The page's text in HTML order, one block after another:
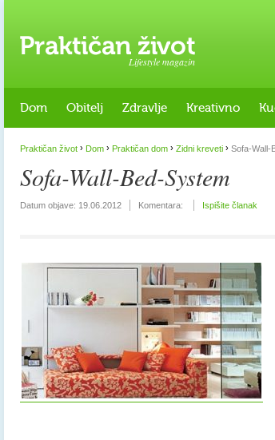
Lifestyle magazin
Dom Obitelj Zdravlje Kreativno
Praktičan život › Dom › Praktičan dom › Zidni kreveti › Sofa-Wall-
Sofa-Wall-Bed-System
Datum objave: 19.06.2012 Komentara: Ispišite članak